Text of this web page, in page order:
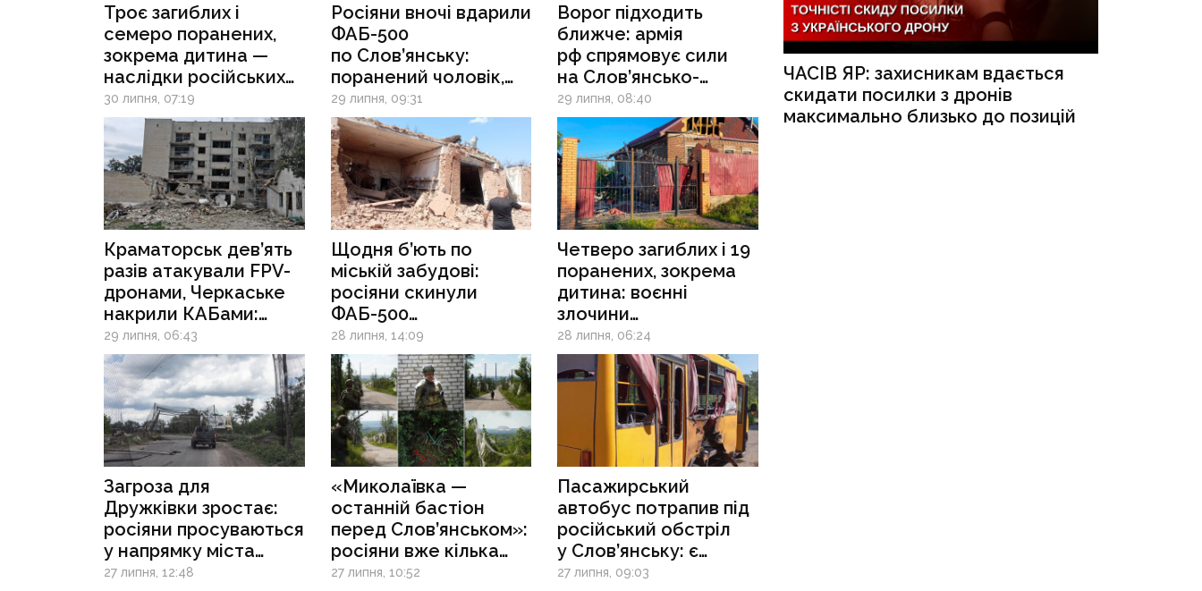
Троє загиблих і
семеро поранених,
зокрема дитина —
наслідки російських
обстрілів Донеччини
за добу
30 липня, 07:19
Росіяни вночі вдарили
ФАБ-500
по Слов’янську:
поранений чоловік,
зруйновані склади
29 липня, 09:31
Ворог підходить
ближче: армія
рф спрямовує сили
на Слов’янсько-
Краматорську
агломерацію, нищать
міста та
інфраструктуру —
DeepState
29 липня, 08:40
Краматорськ дев’ять
разів атакували FPV-
дронами, Черкаське
накрили КАБами:
на Донеччині
поранено шістьох
людей
29 липня, 06:43
Щодня б’ють по
міській забудові:
росіяни скинули
ФАБ-500
на багатоповерхівку
у Слов’янській
громаді
28 липня, 14:09
Четверо загиблих і 19
поранених, зокрема
дитина: воєнні
злочини
рф на Донеччині
28 липня, 06:24
Загроза для
Дружківки зростає:
росіяни просуваються
у напрямку міста
й полюють на цивільні
27 липня, 12:48
«Миколаївка —
останній бастіон
перед Слов’янськом»:
росіяни вже кілька
місяців стирають
27 липня, 10:52
Пасажирський
автобус потрапив під
російський обстріл
у Слов’янську: є
поранені
27 липня, 09:03
ЧАСІВ ЯР: захисникам вдається
скидати посилки з дронів
максимально близько до позицій